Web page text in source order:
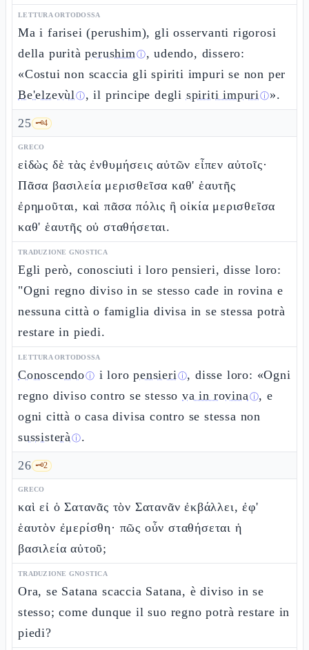
LETTURA ORTODOSSA
Ma i farisei (perushim), gli osservanti rigorosi
della puritàperushimⓘ, udendo, dissero:
«Costui non scaccia gli spiriti impuri se non per
Be'elzevùlⓘ, il principe degli spiriti impuriⓘ».
25 🗝️4
GRECO
εἰδὼς δὲ τὰς ἐνθυμήσεις αὐτῶν εἶπεν αὐτοῖς·
Πᾶσα βασιλεία μερισθεῖσα καθ' ἑαυτῆς
ἐρημοῦται, καὶ πᾶσα πόλις ἢ οἰκία μερισθεῖσα
καθ' ἑαυτῆς οὐ σταθήσεται.
TRADUZIONE GNOSTICA
Egli però, conosciuti i loro pensieri, disse loro:
"Ogni regno diviso in se stesso cade in rovina e
nessuna città o famiglia divisa in se stessa potrà
restare in piedi.
LETTURA ORTODOSSA
Conoscendoⓘ i loropensieriⓘ, disse loro: «Ogni
regno diviso contro se stessova in rovinaⓘ, e
ogni città o casa divisa contro se stessa non
sussisteràⓘ.
26 🗝️2
GRECO
καὶ εἰ ὁ Σατανᾶς τὸν Σατανᾶν ἐκβάλλει, ἐφ'
ἑαυτὸν ἐμερίσθη· πῶς οὖν σταθήσεται ἡ
βασιλεία αὐτοῦ;
TRADUZIONE GNOSTICA
Ora, se Satana scaccia Satana, è diviso in se
stesso; come dunque il suo regno potrà restare in
piedi?